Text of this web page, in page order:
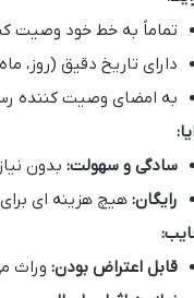
تماماً به خط خود وصیت
دارای تاریخ دقیق (روز،
به امضای وصیت کننده
سادگی و سهولت: بدون
رایگان: هیچ هزینه ای
قابل اعتراض بودن: وراث